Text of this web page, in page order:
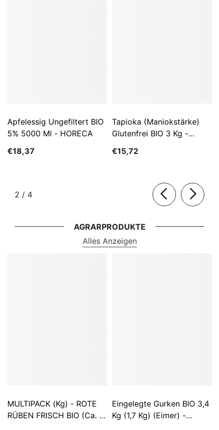
Apfelessig Ungefiltert BIO
5% 5000 Ml - HORECA
€18,37
Tapioka (Maniokstärke)
Glutenfrei BIO 3 Kg -
€15,72
2 / von
4
AGRARPRODUKTE
Alles Anzeigen
MULTIPACK (kg) - ROTE
RÜBEN FRISCH BIO (ca. 5
Eingelegte Gurken BIO 3,4
Kg (1,7 Kg) (Eimer) -